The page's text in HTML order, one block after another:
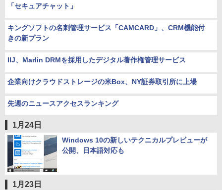
「セキュアチャット」
キングソフトの名刺管理サービス「CAMCARD」、CRM機能付
きの新プラン
IIJ、Marlin DRMを採用したデジタル著作権管理サービス
企業向けクラウドストレージの米Box、NY証券取引所に上場
先週のニュースアクセスランキング
1月24日
Windows 10の新しいテクニカルプレビューが
公開、日本語対応も
1月23日